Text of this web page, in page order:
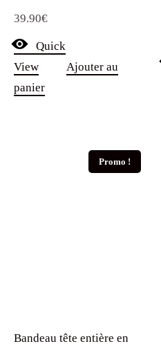
39.90€
Quick
View
Ajouter au
panier
Promo !
Bandeau tête entière en